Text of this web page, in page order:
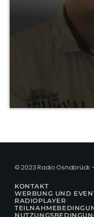
© 2023 Radio Osnabrück
KONTAKT
WERBUNG UND
RADIOPLAYER